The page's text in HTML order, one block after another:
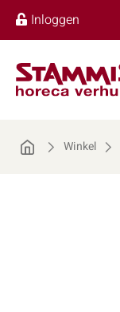
Inloggen
Winkel